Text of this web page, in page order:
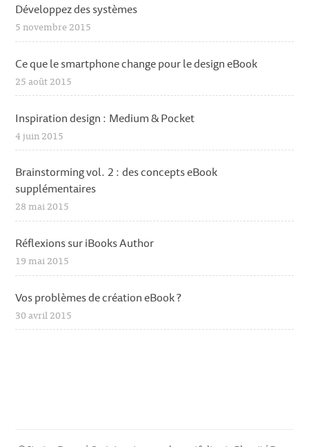
Développez des systèmes
5 novembre 2015
Ce que le smartphone change pour le design eBook
25 août 2015
Inspiration design : Medium & Pocket
4 juin 2015
Brainstorming vol. 2 : des concepts eBook
supplémentaires
28 mai 2015
Réflexions sur iBooks Author
19 mai 2015
Vos problèmes de création eBook ?
30 avril 2015